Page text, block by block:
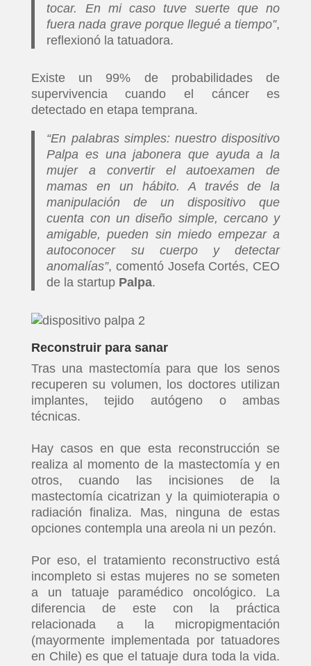
tocar. En mi caso tuve suerte que no
fuera nada grave porque llegué a tiempo”,
reflexionó la tatuadora.
Existe un 99% de probabilidades de
supervivencia cuando el cáncer es
detectado en etapa temprana.
“En palabras simples: nuestro dispositivo
Palpa es una jabonera que ayuda a la
mujer a convertir el autoexamen de
mamas en un hábito. A través de la
manipulación de un dispositivo que
cuenta con un diseño simple, cercano y
amigable, pueden sin miedo empezar a
autoconocer su cuerpo y detectar
anomalías”, comentó Josefa Cortés, CEO
de la startup Palpa.
Reconstruir para sanar
Tras una mastectomía para que los senos
recuperen su volumen, los doctores utilizan
implantes, tejido autógeno o ambas
técnicas.
Hay casos en que esta reconstrucción se
realiza al momento de la mastectomía y en
otros, cuando las incisiones de la
mastectomía cicatrizan y la quimioterapia o
radiación finaliza. Mas, ninguna de estas
opciones contempla una areola ni un pezón.
Por eso, el tratamiento reconstructivo está
incompleto si estas mujeres no se someten
a un tatuaje paramédico oncológico. La
diferencia de este con la práctica
relacionada a la micropigmentación
(mayormente implementada por tatuadores
en Chile) es que el tatuaje dura toda la vida.